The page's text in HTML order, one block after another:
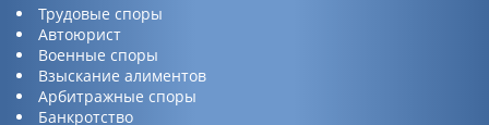
Трудовые споры
Автоюрист
Военные споры
Взыскание алиментов
Арбитражные споры
Банкротство